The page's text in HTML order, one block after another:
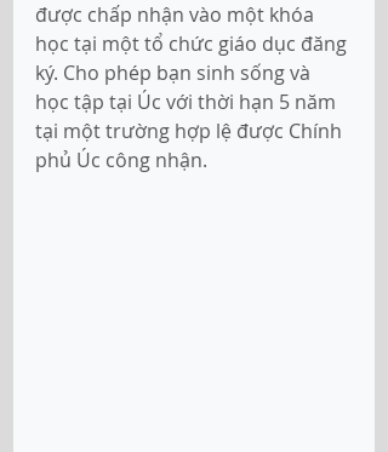
được chấp nhận vào một khóa
học tại một tổ chức giáo dục đăng
ký. Cho phép bạn sinh sống và
học tập tại Úc với thời hạn 5 năm
tại một trường hợp lệ được Chính
phủ Úc công nhận.